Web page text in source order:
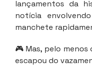
lançamentos da
notícia
manchete
🎮 Mas, pelo menos
escapou do